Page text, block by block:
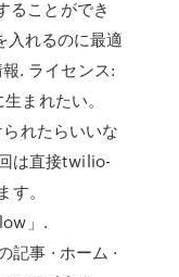
ることができ
入れるのに最適
. ライセンス:
まれたい。
れたらいいな
は直接twilio-
。
」.
記事 · ホーム ·